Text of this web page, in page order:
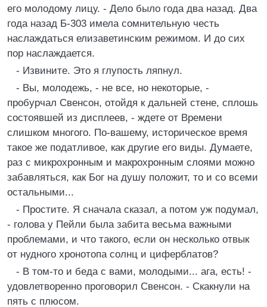
его молодому лицу. - Дело было года два назад. Два
года назад Б-303 имела сомнительную честь
наслаждаться елизаветинским режимом. И до сих
пор наслаждается.
- Извините. Это я глупость ляпнул.
- Вы, молодежь, - не все, но некоторые, -
пробурчал Свенсон, отойдя к дальней стене, сплошь
состоявшей из дисплеев, - ждете от Времени
слишком многого. По-вашему, историческое время
такое же податливое, как другие его виды. Думаете,
раз с микрохронным и макрохронным слоями можно
забавляться, как Бог на душу положит, то и со всеми
остальными...
- Простите. Я сначала сказал, а потом уж подумал,
- голова у Пейли была забита весьма важными
проблемами, и что такого, если он несколько отвык
от нудного хронотопа солнц и циферблатов?
- В том-то и беда с вами, молодыми... ага, есть! -
удовлетворенно проговорил Свенсон. - Скакнули на
пять с плюсом.